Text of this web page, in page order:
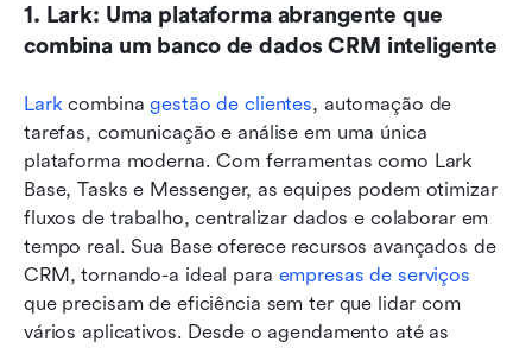
1. Lark: Uma plataforma abrangente que
combina um banco de dados CRM inteligente
Lark combina gestão de clientes, automação de
tarefas, comunicação e análise em uma única
plataforma moderna. Com ferramentas como Lark
Base, Tasks e Messenger, as equipes podem otimizar
fluxos de trabalho, centralizar dados e colaborar em
tempo real. Sua Base oferece recursos avançados de
CRM, tornando-a ideal para empresas de serviços
que precisam de eficiência sem ter que lidar com
vários aplicativos. Desde o agendamento até as